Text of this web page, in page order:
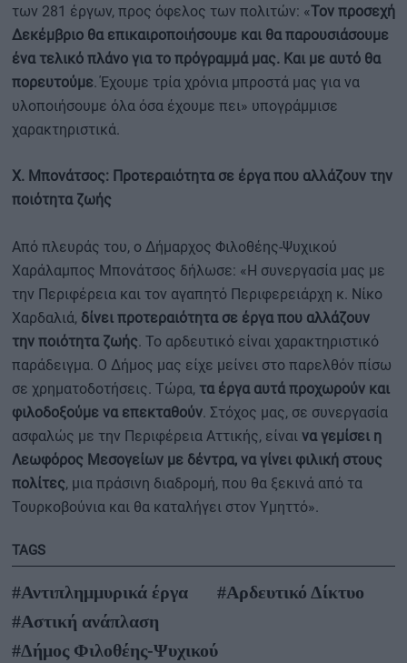
των 281 έργων, προς όφελος των πολιτών: «Τον προσεχή
Δεκέμβριο θα επικαιροποιήσουμε και θα παρουσιάσουμε
ένα τελικό πλάνο για το πρόγραμμά μας. Και με αυτό θα
πορευτούμε. Έχουμε τρία χρόνια μπροστά μας για να
υλοποιήσουμε όλα όσα έχουμε πει» υπογράμμισε
χαρακτηριστικά.
Χ. Μπονάτσος: Προτεραιότητα σε έργα που αλλάζουν την
ποιότητα ζωής
Από πλευράς του, ο Δήμαρχος Φιλοθέης-Ψυχικού
Χαράλαμπος Μπονάτσος δήλωσε: «Η συνεργασία μας με
την Περιφέρεια και τον αγαπητό Περιφερειάρχη κ. Νίκο
Χαρδαλιά, δίνει προτεραιότητα σε έργα που αλλάζουν
την ποιότητα ζωής. Το αρδευτικό είναι χαρακτηριστικό
παράδειγμα. Ο Δήμος μας είχε μείνει στο παρελθόν πίσω
σε χρηματοδοτήσεις. Τώρα, τα έργα αυτά προχωρούν και
φιλοδοξούμε να επεκταθούν. Στόχος μας, σε συνεργασία
ασφαλώς με την Περιφέρεια Αττικής, είναι να γεμίσει η
Λεωφόρος Μεσογείων με δέντρα, να γίνει φιλική στους
πολίτες, μια πράσινη διαδρομή, που θα ξεκινά από τα
Τουρκοβούνια και θα καταλήγει στον Υμηττό».
TAGS
#Αντιπλημμυρικά έργα
#Αρδευτικό Δίκτυο
#Αστική ανάπλαση
#Δήμος Φιλοθέης-Ψυχικού